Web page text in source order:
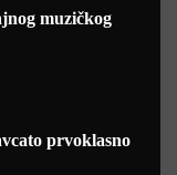
muzičkog
prvoklasno